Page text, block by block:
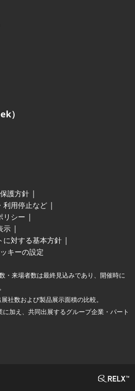
）
護方針
利用停止など
リシー
示
に対する基本方針
キーの設定
・来場者数は最終見込みであり、開催時に
社数および製品展示面積の比較。
加え、共同出展するグループ企業・パート